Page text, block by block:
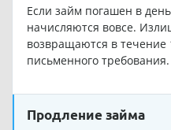
Если займ погашен в
начисляются вовсе.
возвращаются в течение
письменного требования.
Продление займа